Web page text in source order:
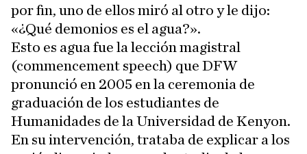
por fin, uno de ellos miró al otro y le dijo:
«¿Qué demonios es el agua?».
Esto es agua fue la lección magistral
(commencement speech) que DFW
pronunció en 2005 en la ceremonia de
graduación de los estudiantes de
Humanidades de la Universidad de Kenyon.
En su intervención, trataba de explicar a los